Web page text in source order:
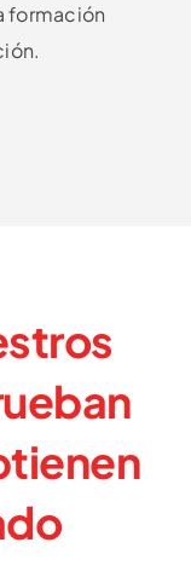
formación